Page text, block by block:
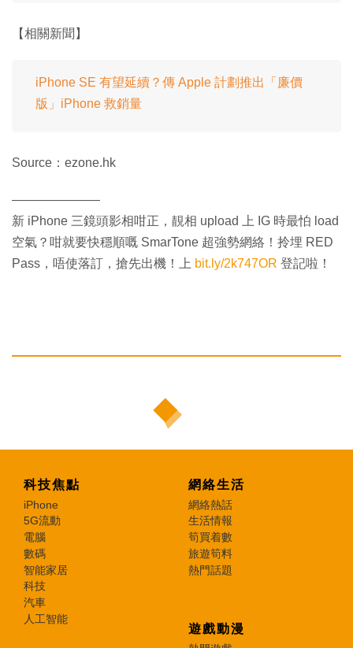
【相關新聞】
iPhone SE 有望延續？傳 Apple 計劃推出「廉價
版」iPhone 救銷量
Source：ezone.hk
———————
新 iPhone 三鏡頭影相咁正，靚相 upload 上 IG 時最怕 load
空氣？咁就要快穩順嘅 SmarTone 超強勢網絡！拎埋 RED
Pass，唔使落訂，搶先出機！上 bit.ly/2k747OR 登記啦！
科技焦點
iPhone
5G流動
電腦
數碼
智能家居
科技
汽車
人工智能
網絡生活
網絡熱話
生活情報
筍買着數
旅遊筍料
熱門話題
遊戲動漫